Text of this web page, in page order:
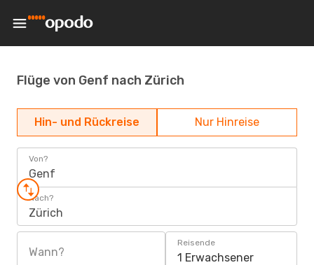
Flüge von Genf nach Zürich
Hin- und Rückreise Nur Hinreise
Von?
Genf
Nach?
Zürich
Wann?
Reisende
1 Erwachsener